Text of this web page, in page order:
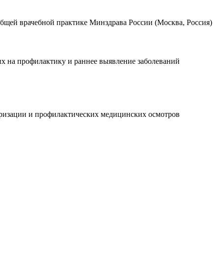
врачебной практике Минздрава России (Москва, Россия)
профилактику и раннее выявление заболеваний
и профилактических медицинских осмотров